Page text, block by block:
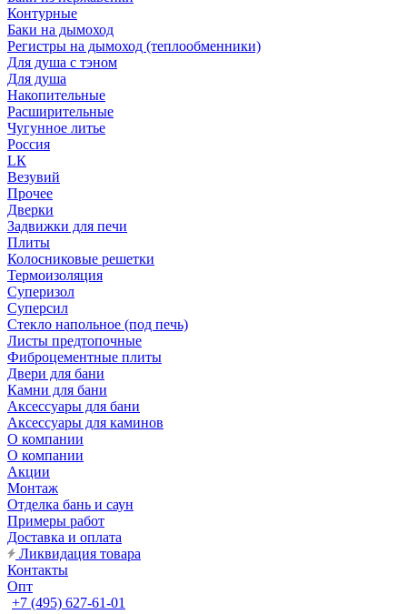
Контурные
Баки на дымоход
Регистры на дымоход (теплообменники)
Для душа с тэном
Для душа
Накопительные
Расширительные
Чугунное литье
Россия
LК
Везувий
Прочее
Дверки
Задвижки для печи
Плиты
Колосниковые решетки
Термоизоляция
Суперизол
Суперсил
Стекло напольное (под печь)
Листы предтопочные
Фиброцементные плиты
Двери для бани
Камни для бани
Аксессуары для бани
Аксессуары для каминов
О компании
О компании
Акции
Монтаж
Отделка бань и саун
Примеры работ
Доставка и оплата
Ликвидация товара
Контакты
Опт
+7 (495) 627-61-01